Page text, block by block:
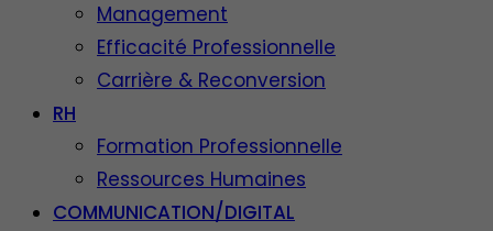
Management
Efficacité Professionnelle
Carrière & Reconversion
RH
Formation Professionnelle
Ressources Humaines
COMMUNICATION/DIGITAL